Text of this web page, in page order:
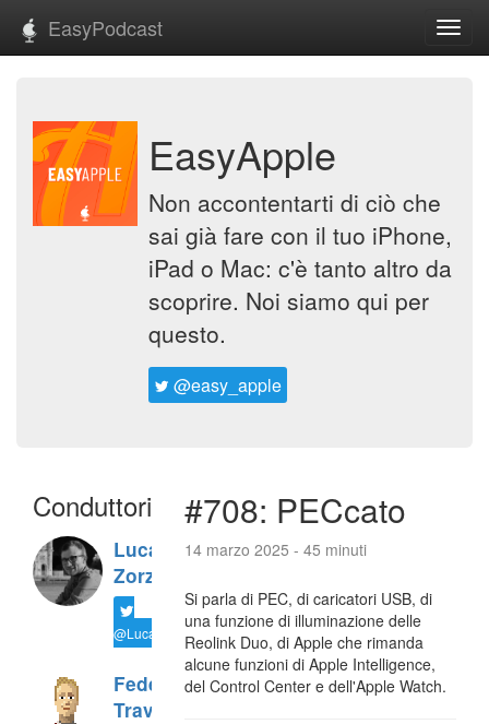
EasyPodcast
EasyApple
Non accontentarti di ciò che
sai già fare con il tuo iPhone,
iPad o Mac: c'è tanto altro da
scoprire. Noi siamo qui per
questo.
@easy_apple
Conduttori
Luca
Zorzi
@LucaTNT
Federico
Travaini
#708: PECcato
14 marzo 2025 - 45 minuti
Si parla di PEC, di caricatori USB, di
una funzione di illuminazione delle
Reolink Duo, di Apple che rimanda
alcune funzioni di Apple Intelligence,
del Control Center e dell'Apple Watch.